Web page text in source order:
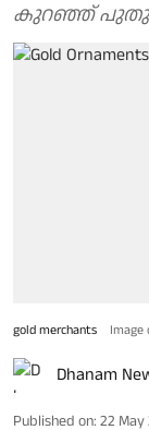
കുറഞ്ഞ്
gold merchants Image
Dhanam
Published on: 22